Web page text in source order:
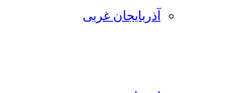
آذربایجان غربی